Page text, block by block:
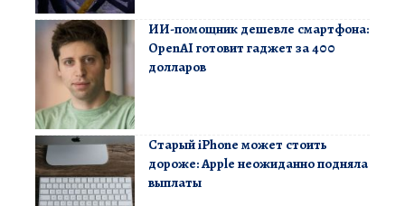
ИИ-помощник дешевле смартфона:
OpenAI готовит гаджет за 400
долларов
Старый iPhone может стоить
дороже: Apple неожиданно подняла
выплаты